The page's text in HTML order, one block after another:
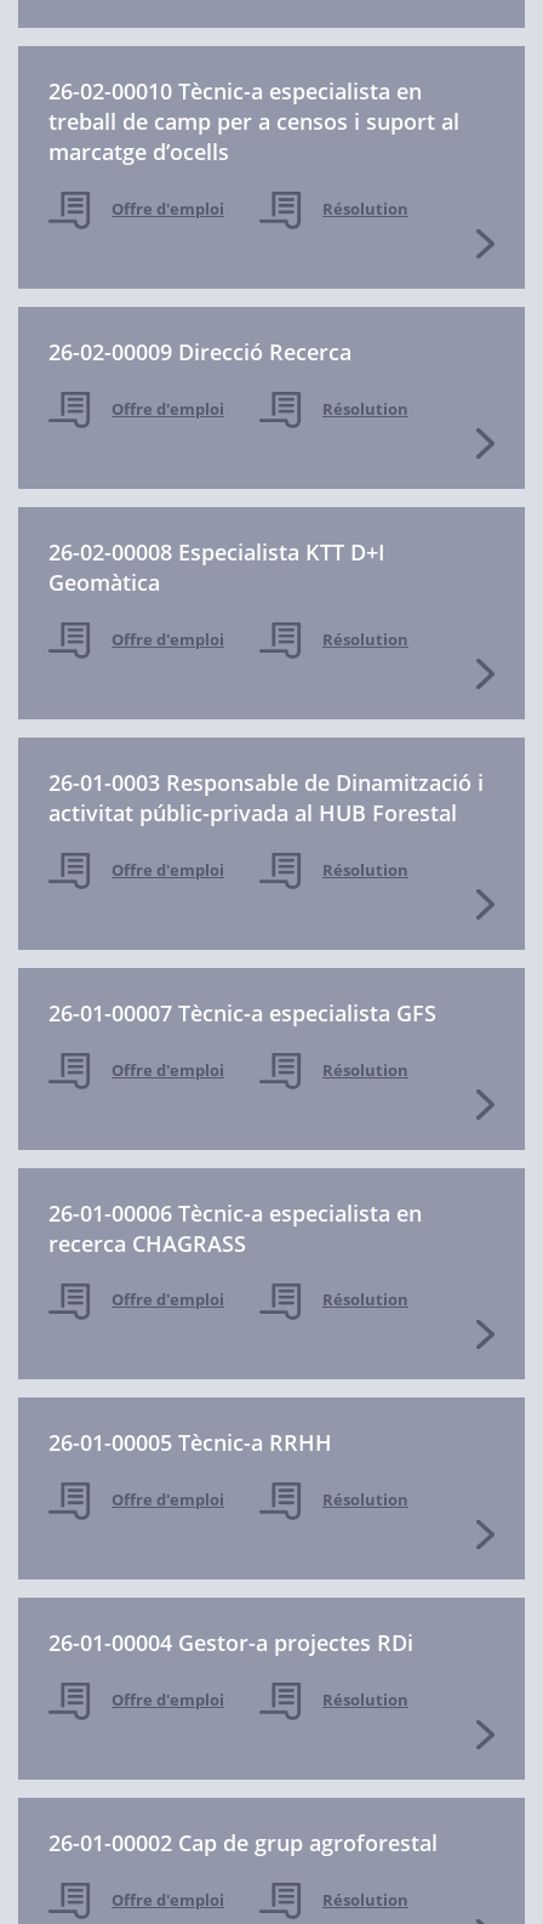
26-02-00010 Tècnic-a especialista en
treball de camp per a censos i suport al
marcatge d’ocells
Offre d'emploi Résolution
26-02-00009 Direcció Recerca
Offre d'emploi Résolution
26-02-00008 Especialista KTT D+I
Geomàtica
Offre d'emploi Résolution
26-01-0003 Responsable de Dinamització i
activitat públic-privada al HUB Forestal
Offre d'emploi Résolution
26-01-00007 Tècnic-a especialista GFS
Offre d'emploi Résolution
26-01-00006 Tècnic-a especialista en
recerca CHAGRASS
Offre d'emploi Résolution
26-01-00005 Tècnic-a RRHH
Offre d'emploi Résolution
26-01-00004 Gestor-a projectes RDi
Offre d'emploi Résolution
26-01-00002 Cap de grup agroforestal
Offre d'emploi Résolution